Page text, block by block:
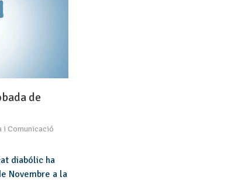
de
i Comunicació
diabólic ha
Novembre a la